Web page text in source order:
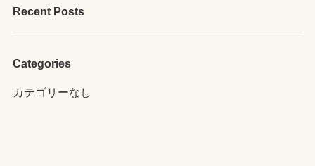
Recent Posts
Categories
カテゴリーなし